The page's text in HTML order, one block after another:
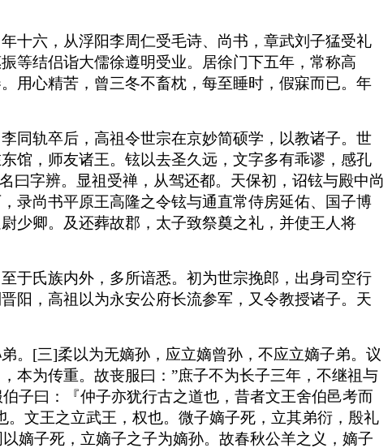
十六，从浮阳李周仁受毛诗、尚书，章武刘子猛受礼
等结侣诣大儒徐遵明受业。居徐门下五年，常称高
用心精苦，曾三冬不畜枕，每至睡时，假寐而已。年
同轨卒后，高祖令世宗在京妙简硕学，以教诸子。世
馆，师友诸王。铉以去圣久远，文字多有乖谬，感孔
曰字辨。显祖受禅，从驾还都。天保初，诏铉与殿中尚
录尚书平原王高隆之令铉与通直常侍房延佑、国子博
少卿。及还葬故郡，太子致祭奠之礼，并使王人将
于氏族内外，多所谙悉。初为世宗挽郎，出身司空行
阳，高祖以为永安公府长流参军，又令教授诸子。天
。[三]柔以为无嫡孙，应立嫡曾孙，不应立嫡子弟。议
本为传重。故丧服曰：”庶子不为长子三年，不继祖与
子曰：『仲子亦犹行古之道也，昔者文王舍伯邑考而
文王之立武王，权也。微子嫡子死，立其弟衍，殷礼
嫡子死，立嫡子之子为嫡孙。故春秋公羊之义，嫡子